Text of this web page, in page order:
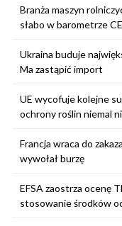
Branża maszyn
słabo w barometrze
Ukraina buduje
Ma zastąpić import
UE wycofuje kolejne
ochrony roślin niemal
Francja wraca do
wywołał burzę
EFSA zaostrza ocenę
stosowanie środków